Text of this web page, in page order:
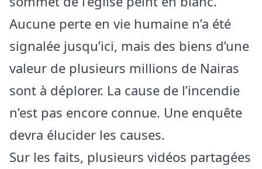
Aucune perte en vie humaine n’a été
signalée jusqu’ici, mais des biens d’une
valeur de plusieurs millions de Nairas
sont à déplorer. La cause de l’incendie
n’est pas encore connue. Une enquête
devra élucider les causes.
Sur les faits, plusieurs vidéos partagées